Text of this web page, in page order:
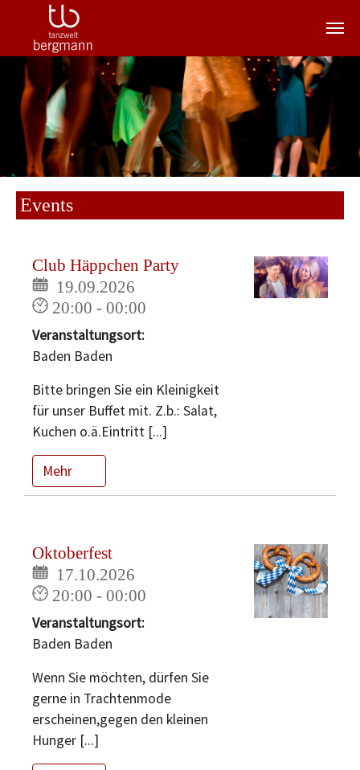
Zum Hauptinhalt springen
Events
Club Häppchen Party
19.09.2026
20:00 - 00:00
Veranstaltungsort:
Baden Baden
Bitte bringen Sie ein Kleinigkeit
für unser Buffet mit. Z.b.: Salat,
Kuchen o.ä.Eintritt [...]
Mehr
Oktoberfest
17.10.2026
20:00 - 00:00
Veranstaltungsort:
Baden Baden
Wenn Sie möchten, dürfen Sie
gerne in Trachtenmode
erscheinen,gegen den kleinen
Hunger [...]